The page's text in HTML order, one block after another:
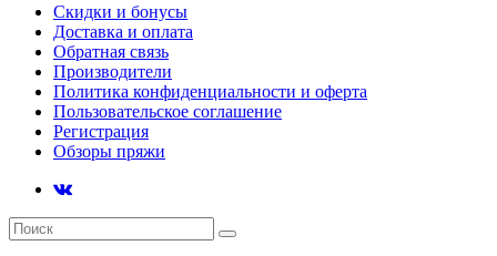
Скидки и бонусы
Доставка и оплата
Обратная связь
Производители
Политика конфиденциальности и оферта
Пользовательское соглашение
Регистрация
Обзоры пряжи